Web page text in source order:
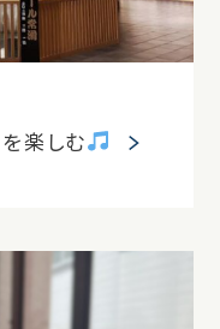
楽しむ